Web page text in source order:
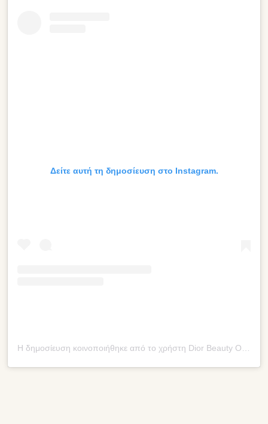
Δείτε αυτή τη δημοσίευση στο Instagram.
Η δημοσίευση κοινοποιήθηκε από το χρήστη Dior Beauty Official (@diorbeauty)